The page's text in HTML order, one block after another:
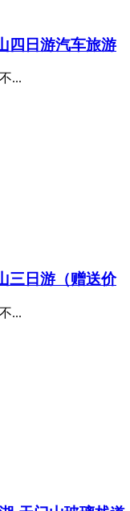
四日游汽车旅游
...
三日游（赠送价
...